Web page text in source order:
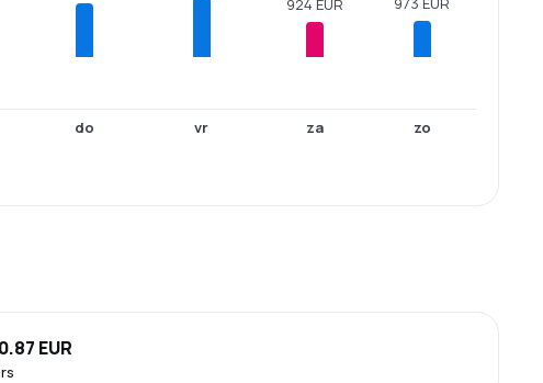
do vr
924 EUR
za zo
EUR